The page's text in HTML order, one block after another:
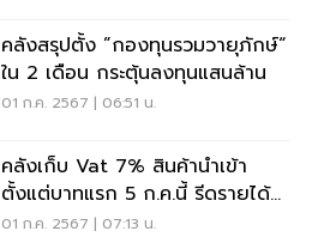
คลังสรุปตั้ง ”กองทุนรวมวายุภักษ์“
ใน 2 เดือน กระตุ้นลงทุนแสนล้าน
01 ก.ค. 2567 | 06:51 น.
คลังเก็บ Vat 7% สินค้านำเข้า
ตั้งแต่บาทแรก 5 ก.ค.นี้ รีดรายได้ปี
ละ 2 พันล้าน
01 ก.ค. 2567 | 07:13 น.